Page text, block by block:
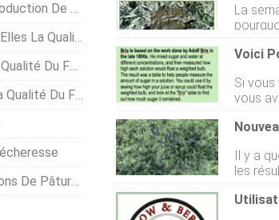
De Lait
De La Viande ?
Du Fourrage
Du Fourrage
Pas D'engrais
La
la
dune
que
avoir
dans
Si vous
vous
terrain,
mesure
la
Il y a
les
de la